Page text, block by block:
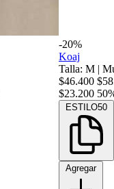
-20%
Koaj
Talla: M |
$46.400
$23.200
ESTILO50
Agregar